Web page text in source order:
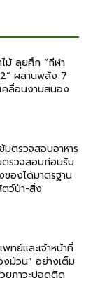
ม้ ลุยศึก “กีฬา
ผสานพลัง 7
คลื่อนงานสนอง
ตรวจสอบอาหาร
ตรวจสอบก่อนรับ
องได้มาตรฐาน
ว์ป่า-สิ่ง
ทย์และเจ้าหน้าที่
ม้วน” อย่างเต็ม
ยภาวะปอดติด